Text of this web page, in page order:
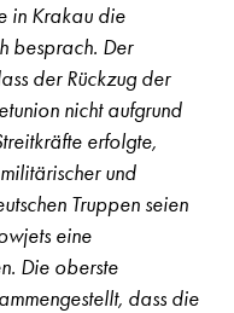
in Krakau die
besprach. Der
der Rückzug der
nicht aufgrund
erfolgte,
und
Truppen seien
eine
Die oberste
dass die